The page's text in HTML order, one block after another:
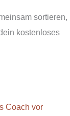
sortieren,
kostenloses